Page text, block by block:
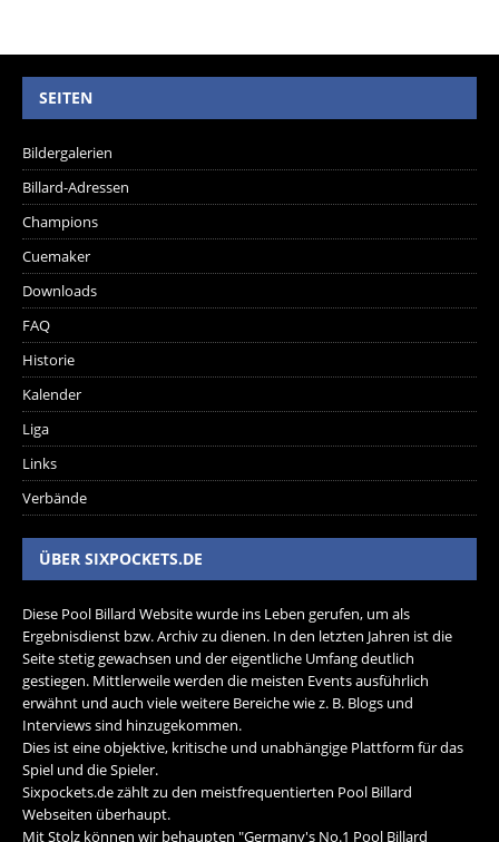
SEITEN
Bildergalerien
Billard-Adressen
Champions
Cuemaker
Downloads
FAQ
Historie
Kalender
Liga
Links
Verbände
ÜBER SIXPOCKETS.DE
Diese Pool Billard Website wurde ins Leben gerufen, um als
Ergebnisdienst bzw. Archiv zu dienen. In den letzten Jahren ist die
Seite stetig gewachsen und der eigentliche Umfang deutlich
gestiegen. Mittlerweile werden die meisten Events ausführlich
erwähnt und auch viele weitere Bereiche wie z. B. Blogs und
Interviews sind hinzugekommen.
Dies ist eine objektive, kritische und unabhängige Plattform für das
Spiel und die Spieler.
Sixpockets.de zählt zu den meistfrequentierten Pool Billard
Webseiten überhaupt.
Mit Stolz können wir behaupten "Germany's No.1 Pool Billard